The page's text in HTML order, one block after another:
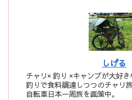
しげる
チャリ× 釣り ×キャンプが大好き
釣りで食料調達しつつのチャリ旅
自転車日本一周旅を画策中。